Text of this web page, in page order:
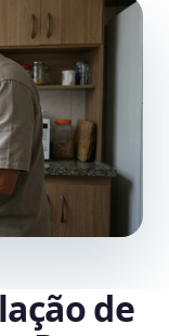
de